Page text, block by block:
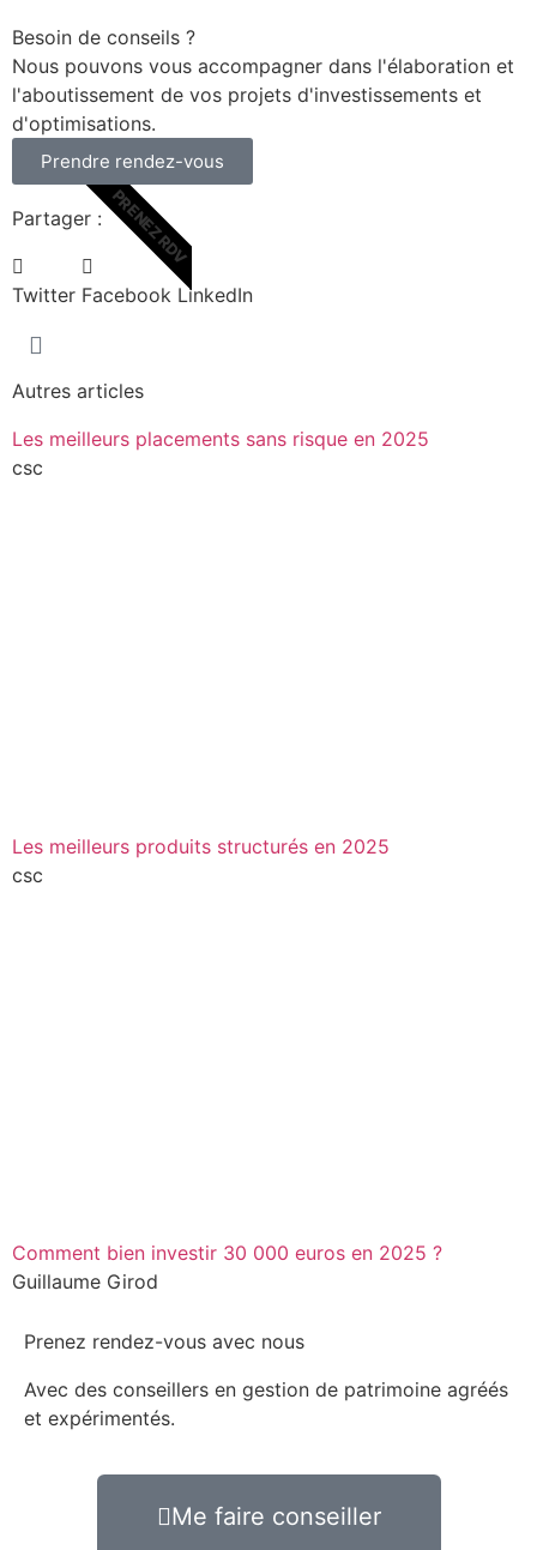
Besoin de conseils ?
Nous pouvons vous accompagner dans l'élaboration et
l'aboutissement de vos projets d'investissements et
d'optimisations.
Prendre rendez-vous
PRENEZ RDV
Partager :
Twitter Facebook LinkedIn
Autres articles
Les meilleurs placements sans risque en 2025
csc
Les meilleurs produits structurés en 2025
csc
Comment bien investir 30 000 euros en 2025 ?
Guillaume Girod
Prenez rendez-vous avec nous
Avec des conseillers en gestion de patrimoine agréés
et expérimentés.
Me faire conseiller